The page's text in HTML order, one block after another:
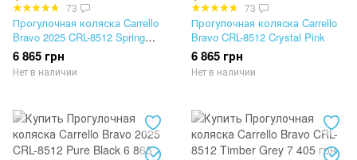
73
Прогулочная коляска Carrello
Bravo 2025 CRL-8512 Spring
Green
6 865 грн
Нет в наличии
73
Прогулочная коляска Carrello
Bravo CRL-8512 Crystal Pink
6 865 грн
Нет в наличии